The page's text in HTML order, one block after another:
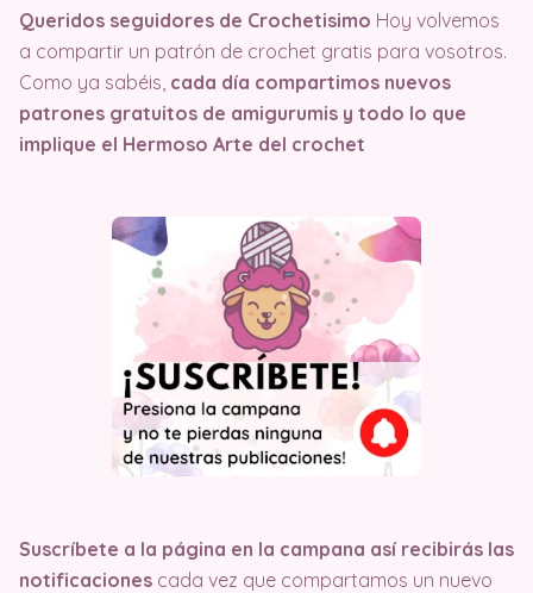
Queridos seguidores de Crochetisimo Hoy volvemos
a compartir un patrón de crochet gratis para vosotros.
Como ya sabéis, cada día compartimos nuevos
patrones gratuitos de amigurumis y todo lo que
implique el Hermoso Arte del crochet
Suscríbete a la página en la campana así recibirás las
notificaciones cada vez que compartamos un nuevo